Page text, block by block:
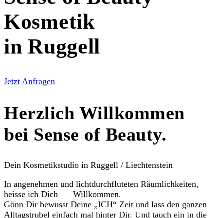
Kosmetik
in Ruggell
Jetzt Anfragen
Herzlich Willkommen
bei Sense of Beauty.
Dein Kosmetikstudio in Ruggell / Liechtenstein
In angenehmen und lichtdurchfluteten Räumlichkeiten,
heisse ich Dich
Willkommen.
Gönn Dir bewusst Deine „ICH“ Zeit und lass den ganzen
Alltagstrubel einfach mal hinter Dir. Und tauch ein in die